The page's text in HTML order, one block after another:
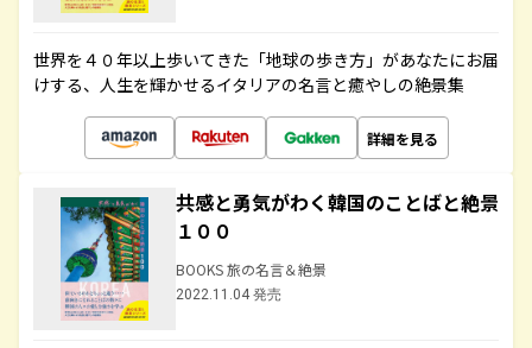
世界を４０年以上歩いてきた「地球の歩き方」があなたにお届
けする、人生を輝かせるイタリアの名言と癒やしの絶景集
詳細を見る
共感と勇気がわく韓国のことばと絶景
１００
BOOKS 旅の名言＆絶景
2022.11.04 発売